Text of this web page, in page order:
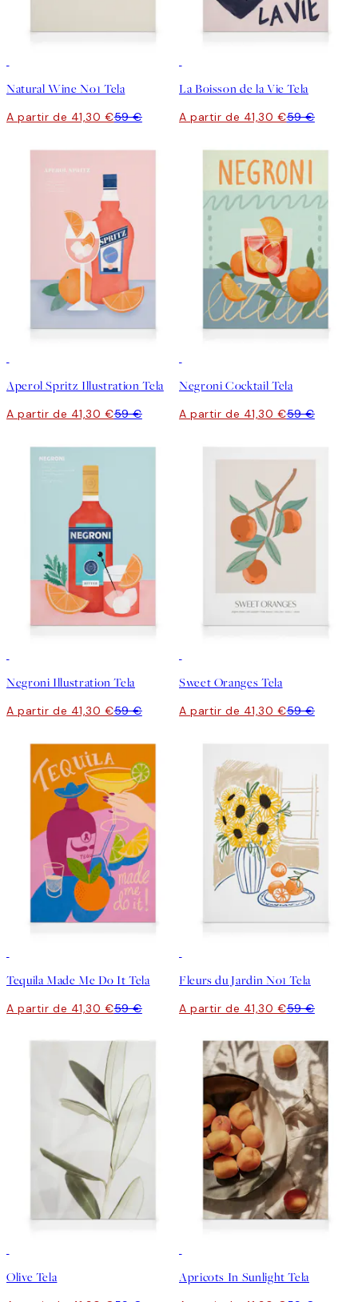
Natural Wine No1 Tela
A partir de 41,30 €59 €
La Boisson de la Vie Tela
A partir de 41,30 €59 €
Aperol Spritz Illustration Tela
A partir de 41,30 €59 €
Negroni Cocktail Tela
A partir de 41,30 €59 €
Negroni Illustration Tela
A partir de 41,30 €59 €
Sweet Oranges Tela
A partir de 41,30 €59 €
Tequila Made Me Do It Tela
A partir de 41,30 €59 €
Fleurs du Jardin No1 Tela
A partir de 41,30 €59 €
Olive Tela Apricots In Sunlight Tela